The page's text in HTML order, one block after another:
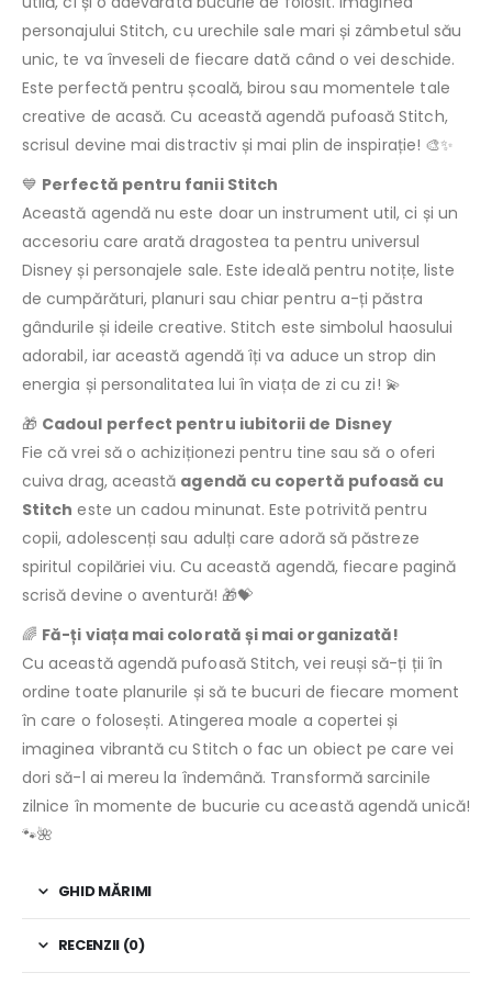
personajului Stitch, cu urechile sale mari și zâmbetul său
unic, te va înveseli de fiecare dată când o vei deschide.
Este perfectă pentru școală, birou sau momentele tale
creative de acasă. Cu această agendă pufoasă Stitch,
scrisul devine mai distractiv și mai plin de inspirație! 🎨✨
💙 Perfectă pentru fanii Stitch
Această agendă nu este doar un instrument util, ci și un
accesoriu care arată dragostea ta pentru universul
Disney și personajele sale. Este ideală pentru notițe, liste
de cumpărături, planuri sau chiar pentru a-ți păstra
gândurile și ideile creative. Stitch este simbolul haosului
adorabil, iar această agendă îți va aduce un strop din
energia și personalitatea lui în viața de zi cu zi! 💫
🎁 Cadoul perfect pentru iubitorii de Disney
Fie că vrei să o achiziționezi pentru tine sau să o oferi
cuiva drag, această agendă cu copertă pufoasă cu
Stitch este un cadou minunat. Este potrivită pentru
copii, adolescenți sau adulți care adoră să păstreze
spiritul copilăriei viu. Cu această agendă, fiecare pagină
scrisă devine o aventură! 🎁💝
🌈 Fă-ți viața mai colorată și mai organizată!
Cu această agendă pufoasă Stitch, vei reuși să-ți ții în
ordine toate planurile și să te bucuri de fiecare moment
în care o folosești. Atingerea moale a copertei și
imaginea vibrantă cu Stitch o fac un obiect pe care vei
dori să-l ai mereu la îndemână. Transformă sarcinile
zilnice în momente de bucurie cu această agendă unică!
🐾🌺
GHID MĂRIMI
RECENZII (0)